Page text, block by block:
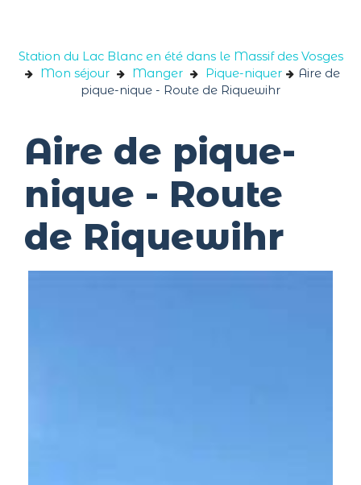
Station du Lac Blanc en été dans le Massif des Vosges
Mon séjour
Manger Pique-niquer
Aire de
pique-nique - Route de Riquewihr
Aire de pique-
nique - Route
de Riquewihr